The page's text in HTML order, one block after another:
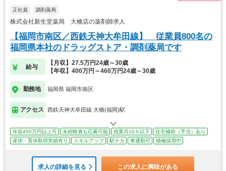
正社員 調剤薬局
株式会社新生堂薬局 大橋店の薬剤師求人
【福岡市南区／西鉄天神大牟田線】 従業員800名の
福岡県本社のドラッグストア・調剤薬局です
給与
【月収】27.5万円24歳～30歳
【年収】400万円～460万円24歳～30歳
勤務地 福岡県 福岡市南区
アクセス 西鉄天神大牟田線 大橋(福岡)駅
年収450万円以上可 未経験者も応募可能 残業月10ｈ以下
住宅補助（手当）あり
産休・育休取得実績有り
スキルアップ 駅チカ 車通勤可 積極採用中
求人の詳細を見る この求人に興味がある